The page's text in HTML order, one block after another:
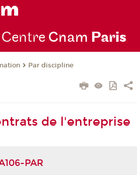
Centre Cnam Paris
Par discipline
de l'entreprise
PAR